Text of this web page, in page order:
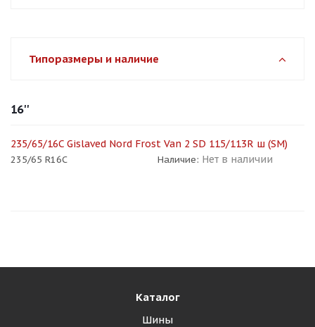
Типоразмеры и наличие
16''
235/65/16C Gislaved Nord Frost Van 2 SD 115/113R ш (SM)
235/65 R16C Наличие: Нет в наличии
Каталог
Шины